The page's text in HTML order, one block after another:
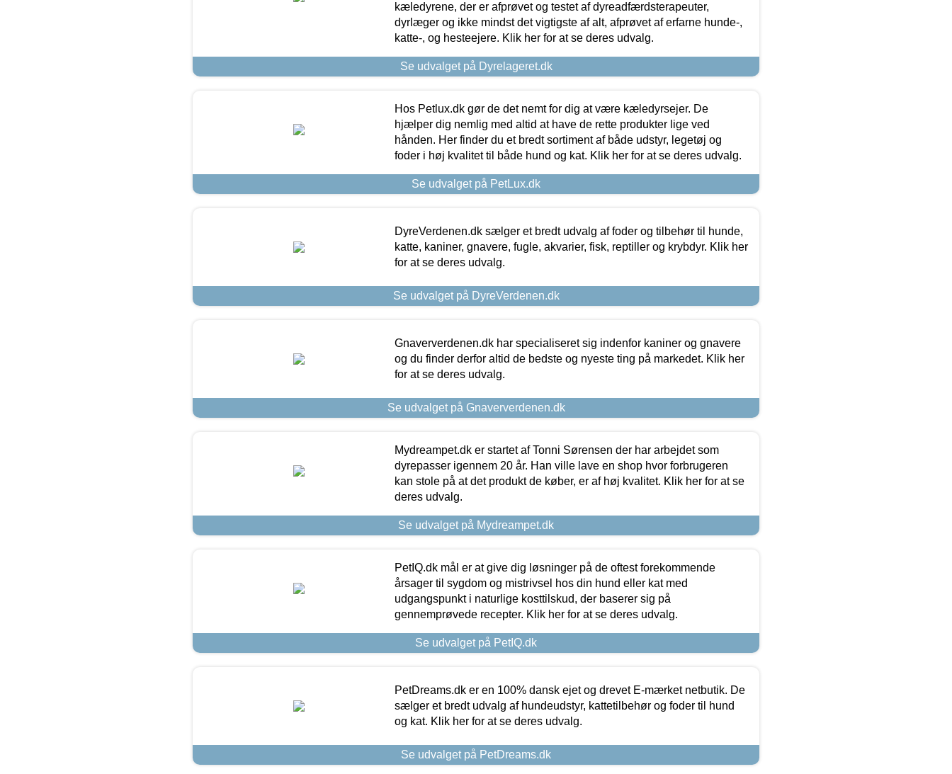
kæledyrene, der er afprøvet og testet af dyreadfærdsterapeuter,
dyrlæger og ikke mindst det vigtigste af alt, afprøvet af erfarne hunde-,
katte-, og hesteejere. Klik her for at se deres udvalg.
Se udvalget på Dyrelageret.dk
Hos Petlux.dk gør de det nemt for dig at være kæledyrsejer. De
hjælper dig nemlig med altid at have de rette produkter lige ved
hånden. Her finder du et bredt sortiment af både udstyr, legetøj og
foder i høj kvalitet til både hund og kat. Klik her for at se deres udvalg.
Se udvalget på PetLux.dk
DyreVerdenen.dk sælger et bredt udvalg af foder og tilbehør til hunde,
katte, kaniner, gnavere, fugle, akvarier, fisk, reptiller og krybdyr. Klik her
for at se deres udvalg.
Se udvalget på DyreVerdenen.dk
Gnaververdenen.dk har specialiseret sig indenfor kaniner og gnavere
og du finder derfor altid de bedste og nyeste ting på markedet. Klik her
for at se deres udvalg.
Se udvalget på Gnaververdenen.dk
Mydreampet.dk er startet af Tonni Sørensen der har arbejdet som
dyrepasser igennem 20 år. Han ville lave en shop hvor forbrugeren
kan stole på at det produkt de køber, er af høj kvalitet. Klik her for at se
deres udvalg.
Se udvalget på Mydreampet.dk
PetIQ.dk mål er at give dig løsninger på de oftest forekommende
årsager til sygdom og mistrivsel hos din hund eller kat med
udgangspunkt i naturlige kosttilskud, der baserer sig på
gennemprøvede recepter. Klik her for at se deres udvalg.
Se udvalget på PetIQ.dk
PetDreams.dk er en 100% dansk ejet og drevet E-mærket netbutik. De
sælger et bredt udvalg af hundeudstyr, kattetilbehør og foder til hund
og kat. Klik her for at se deres udvalg.
Se udvalget på PetDreams.dk